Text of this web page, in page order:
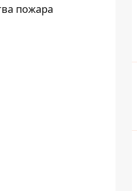
пожара